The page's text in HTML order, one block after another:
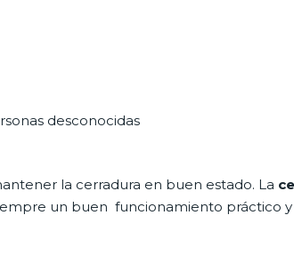
desconocidas
la cerradura en buen estado. La
un buen funcionamiento práctico